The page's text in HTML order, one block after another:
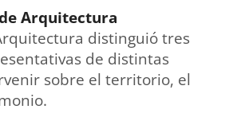
Arquitectura
distinguió tres
de distintas
sobre el territorio, el